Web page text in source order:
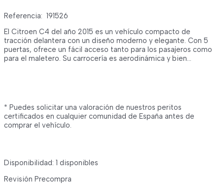
Referencia: 191526
El Citroen C4 del año 2015 es un vehículo compacto de
tracción delantera con un diseño moderno y elegante. Con 5
puertas, ofrece un fácil acceso tanto para los pasajeros como
para el maletero. Su carrocería es aerodinámica y bien…
* Puedes solicitar una valoración de nuestros peritos
certificados en cualquier comunidad de España antes de
comprar el vehículo.
Disponibilidad: 1 disponibles
Revisión Precompra